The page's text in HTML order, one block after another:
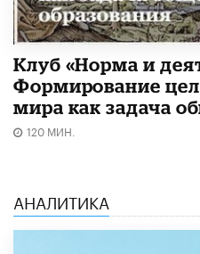
Клуб «Норма и
Формирование
мира как задача
120 МИН.
АНАЛИТИКА